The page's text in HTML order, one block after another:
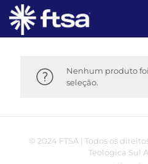
Nenhum produto
seleção.
© 2024 FTSA | Todos os
Teológica Sul